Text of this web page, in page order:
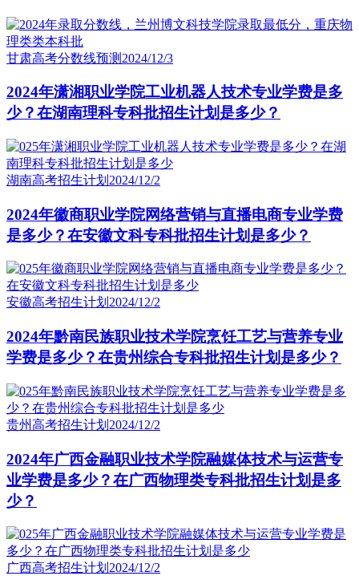
甘肃高考分数线预测 2024/12/3
2024年潇湘职业学院工业机器人技术专业学费是多
少？在湖南理科专科批招生计划是多少？
湖南高考招生计划 2024/12/2
2024年徽商职业学院网络营销与直播电商专业学费
是多少？在安徽文科专科批招生计划是多少？
安徽高考招生计划 2024/12/2
2024年黔南民族职业技术学院烹饪工艺与营养专业
学费是多少？在贵州综合专科批招生计划是多少？
贵州高考招生计划 2024/12/2
2024年广西金融职业技术学院融媒体技术与运营专
业学费是多少？在广西物理类专科批招生计划是多
少？
广西高考招生计划 2024/12/2